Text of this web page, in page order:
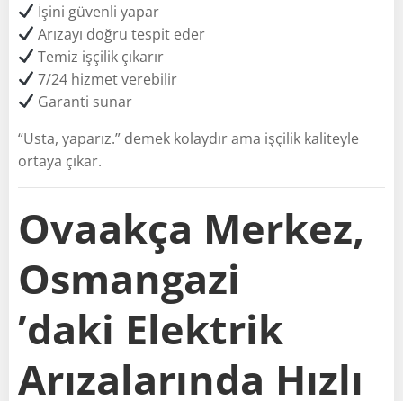
İşini güvenli yapar
Arızayı doğru tespit eder
Temiz işçilik çıkarır
7/24 hizmet verebilir
Garanti sunar
“Usta, yaparız.” demek kolaydır ama işçilik kaliteyle
ortaya çıkar.
Ovaakça Merkez,
Osmangazi
’daki Elektrik
Arızalarında Hızlı